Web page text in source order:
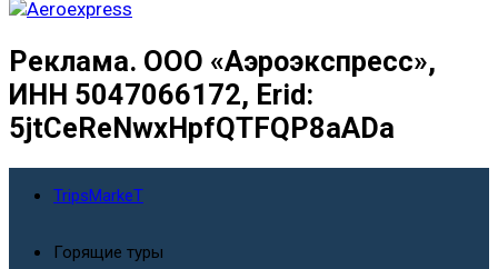
Реклама. ООО «Аэроэкспресс»,
ИНН 5047066172, Erid:
5jtCeReNwxHpfQTFQP8aADa
TripsMarkeT
Горящие туры